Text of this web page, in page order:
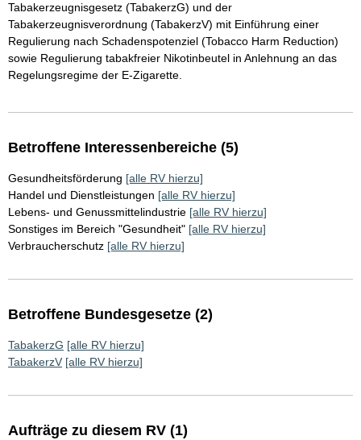
Tabakerzeugnisgesetz (TabakerzG) und der
Tabakerzeugnisverordnung (TabakerzV) mit Einführung einer
Regulierung nach Schadenspotenziel (Tobacco Harm Reduction)
sowie Regulierung tabakfreier Nikotinbeutel in Anlehnung an das
Regelungsregime der E-Zigarette.
Betroffene Interessenbereiche (5)
Gesundheitsförderung [alle RV hierzu]
Handel und Dienstleistungen [alle RV hierzu]
Lebens- und Genussmittelindustrie [alle RV hierzu]
Sonstiges im Bereich "Gesundheit" [alle RV hierzu]
Verbraucherschutz [alle RV hierzu]
Betroffene Bundesgesetze (2)
TabakerzG [alle RV hierzu]
TabakerzV [alle RV hierzu]
Aufträge zu diesem RV (1)